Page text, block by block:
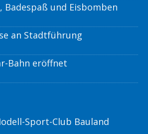
Badespaß und Eisbomben
an Stadtführung
Bahn eröffnet
Sport-Club Bauland